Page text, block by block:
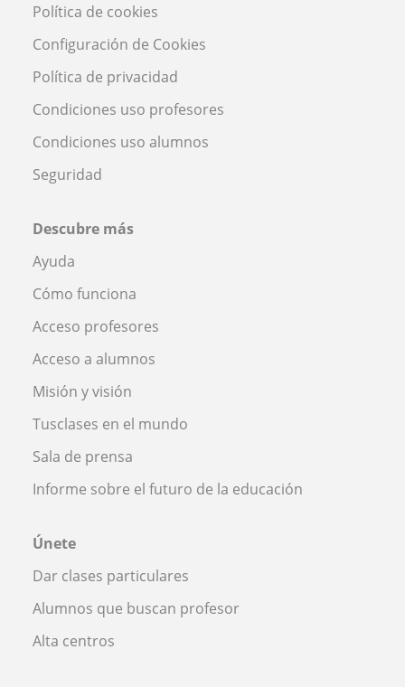
Política de cookies
Configuración de Cookies
Política de privacidad
Condiciones uso profesores
Condiciones uso alumnos
Seguridad
Descubre más
Ayuda
Cómo funciona
Acceso profesores
Acceso a alumnos
Misión y visión
Tusclases en el mundo
Sala de prensa
Informe sobre el futuro de la educación
Únete
Dar clases particulares
Alumnos que buscan profesor
Alta centros